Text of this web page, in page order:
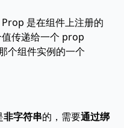
是在组件上注册的
传递给一个 prop
个组件实例的一个
非字符串的，需要通过绑